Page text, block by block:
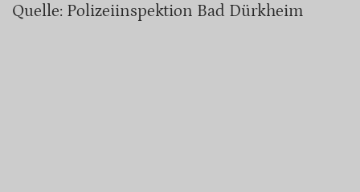
Quelle: Polizeiinspektion Bad Dürkheim